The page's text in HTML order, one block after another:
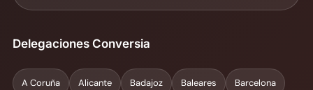
Delegaciones Conversia
A Coruña Alicante Badajoz Baleares Barcelona